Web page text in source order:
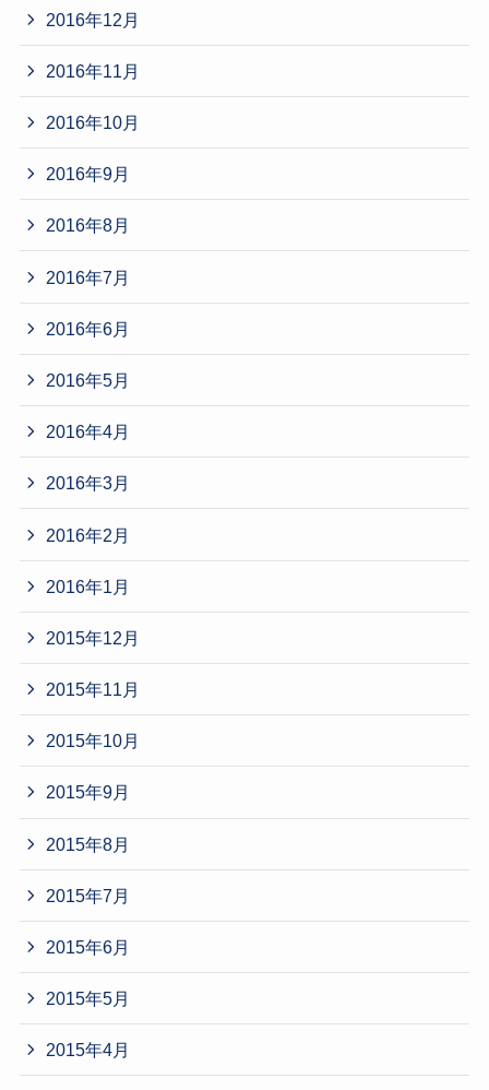
2016年12月
2016年11月
2016年10月
2016年9月
2016年8月
2016年7月
2016年6月
2016年5月
2016年4月
2016年3月
2016年2月
2016年1月
2015年12月
2015年11月
2015年10月
2015年9月
2015年8月
2015年7月
2015年6月
2015年5月
2015年4月